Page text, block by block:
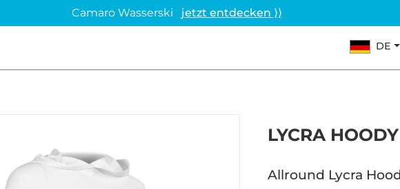
Camaro Wasserski jetzt entdecken ⟩⟩
DE
LYCRA
Allround Lycra